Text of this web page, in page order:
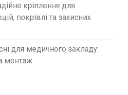
кріплення для
покрівлі та захисних
для медичного закладу:
монтаж